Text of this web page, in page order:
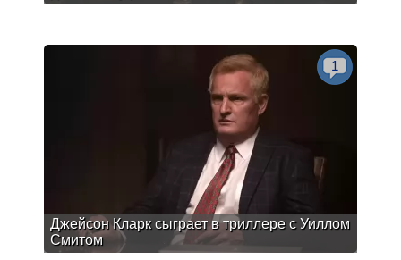
Джейсон Кларк сыграет в триллере с Уиллом
Смитом
1